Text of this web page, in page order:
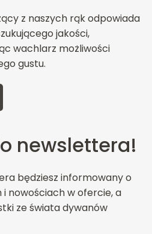
z naszych rąk odpowiada
jakości,
wachlarz możliwości
gustu.
newslettera!
będziesz informowany o
nowościach w ofercie, a
ze świata dywanów